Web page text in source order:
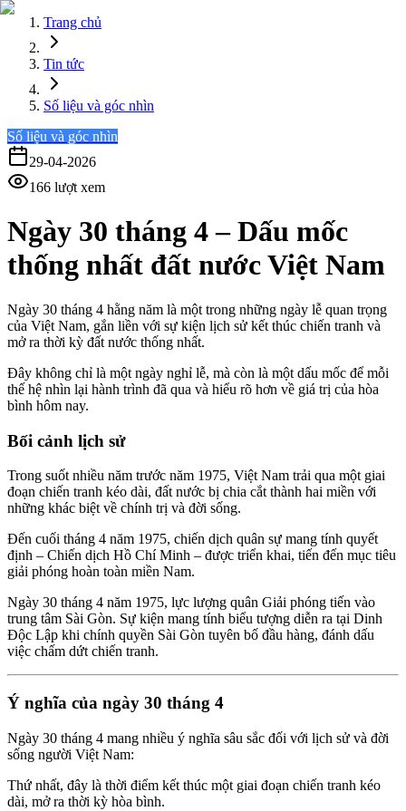
Trang chủ
Tin tức
Số liệu và góc nhìn
Số liệu và góc nhìn
29-04-2026
166 lượt xem
Ngày 30 tháng 4 – Dấu mốc
thống nhất đất nước Việt Nam
Ngày 30 tháng 4 hằng năm là một trong những ngày lễ quan trọng
của Việt Nam, gắn liền với sự kiện lịch sử kết thúc chiến tranh và
mở ra thời kỳ đất nước thống nhất.
Đây không chỉ là một ngày nghỉ lễ, mà còn là một dấu mốc để mỗi
thế hệ nhìn lại hành trình đã qua và hiểu rõ hơn về giá trị của hòa
bình hôm nay.
Bối cảnh lịch sử
Trong suốt nhiều năm trước năm 1975, Việt Nam trải qua một giai
đoạn chiến tranh kéo dài, đất nước bị chia cắt thành hai miền với
những khác biệt về chính trị và đời sống.
Đến cuối tháng 4 năm 1975, chiến dịch quân sự mang tính quyết
định – Chiến dịch Hồ Chí Minh – được triển khai, tiến đến mục tiêu
giải phóng hoàn toàn miền Nam.
Ngày 30 tháng 4 năm 1975, lực lượng quân Giải phóng tiến vào
trung tâm Sài Gòn. Sự kiện mang tính biểu tượng diễn ra tại Dinh
Độc Lập khi chính quyền Sài Gòn tuyên bố đầu hàng, đánh dấu
việc chấm dứt chiến tranh.
Ý nghĩa của ngày 30 tháng 4
Ngày 30 tháng 4 mang nhiều ý nghĩa sâu sắc đối với lịch sử và đời
sống người Việt Nam:
Thứ nhất, đây là thời điểm kết thúc một giai đoạn chiến tranh kéo
dài, mở ra thời kỳ hòa bình.